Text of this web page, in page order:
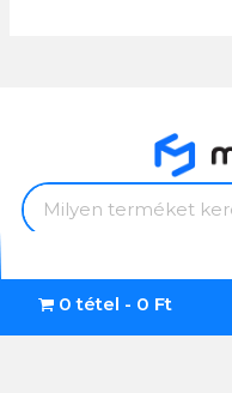
0 tétel - 0 Ft